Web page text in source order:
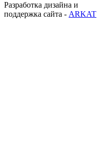
Разработка дизайна и
поддержка сайта - ARKAT